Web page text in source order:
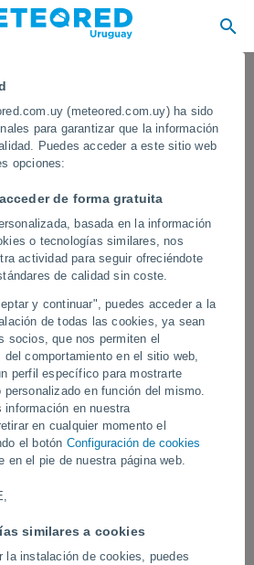
(meteored.com.uy) ha sido
para garantizar que la información
Puedes acceder a este sitio web
opciones:
de forma gratuita
basada en la información
o tecnologías similares, nos
actividad para seguir ofreciéndote
de calidad sin coste.
y continuar", puedes acceder a la
de todas las cookies, ya sean
socios, que nos permiten el
comportamiento en el sitio web,
perfil específico para mostrarte
en función del mismo.
información en nuestra
en cualquier momento el
el botón Configuración de cookies
en el pie de nuestra página web.
similares a cookies
la instalación de cookies, puedes
causa
Francia! Se
de viento de más
muy fuertes
Mediterráneo occidental, dejando
En el aeropuerto de Córcega varios
el vendaval.
Ayer